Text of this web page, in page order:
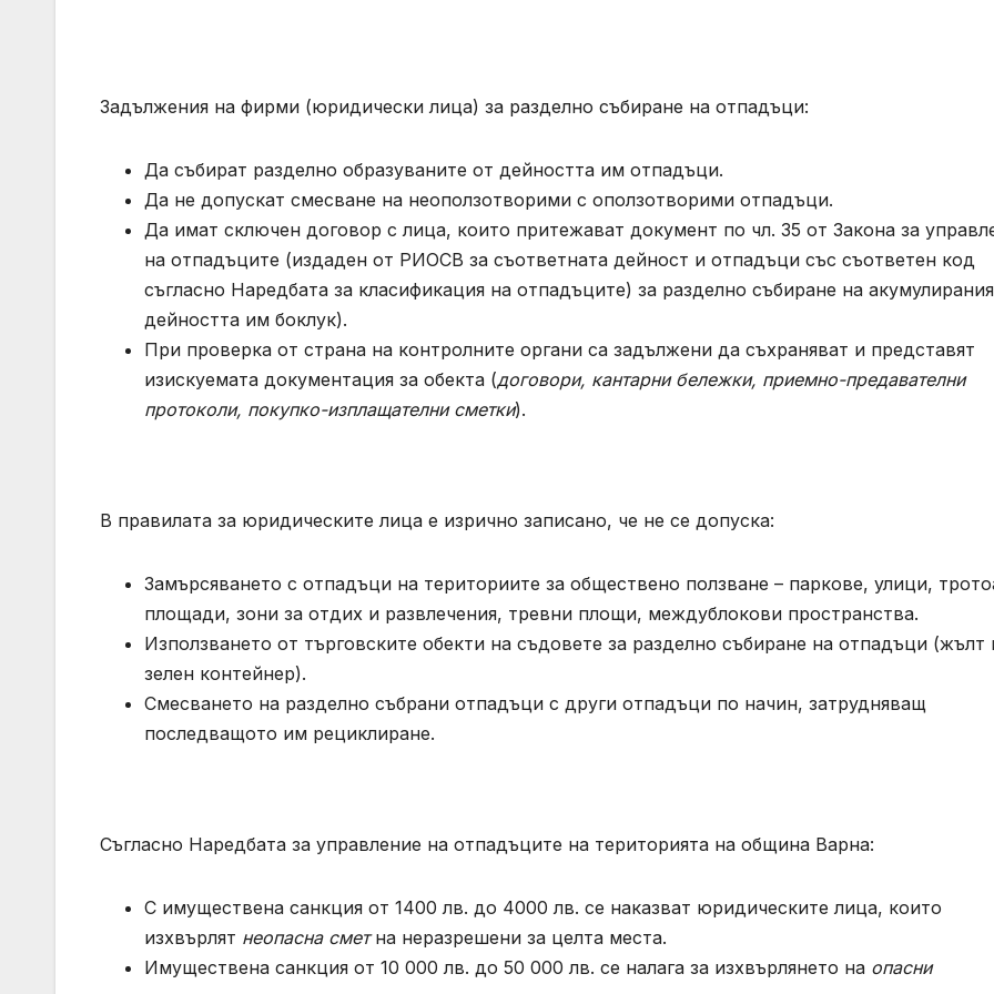
Задължения на фирми (юридически лица) за разделно събиране на отпадъци:
Да събират разделно образуваните от дейността им отпадъци.
Да не допускат смесване на неоползотворими с оползотворими отпадъци.
Да имат сключен договор с лица, които притежават документ по чл. 35 от Закона за
на отпадъците (издаден от РИОСВ за съответната дейност и отпадъци със съответен код
съгласно Наредбата за класификация на отпадъците) за разделно събиране на
дейността им боклук).
При проверка от страна на контролните органи са задължени да съхраняват и представят
изискуемата документация за обекта (договори, кантарни бележки, приемно-предавателни
протоколи, покупко-изплащателни сметки).
В правилата за юридическите лица е изрично записано, че не се допуска:
Замърсяването с отпадъци на териториите за обществено ползване – паркове, улици,
площади, зони за отдих и развлечения, тревни площи, междублокови пространства.
Използването от търговските обекти на съдовете за разделно събиране на отпадъци (жълт
зелен контейнер).
Смесването на разделно събрани отпадъци с други отпадъци по начин, затрудняващ
последващото им рециклиране.
Съгласно Наредбата за управление на отпадъците на територията на община Варна:
С имуществена санкция от 1400 лв. до 4000 лв. се наказват юридическите лица, които
изхвърлят неопасна сметна неразрешени за целта места.
Имуществена санкция от 10 000 лв. до 50 000 лв. се налага за изхвърлянето на опасни